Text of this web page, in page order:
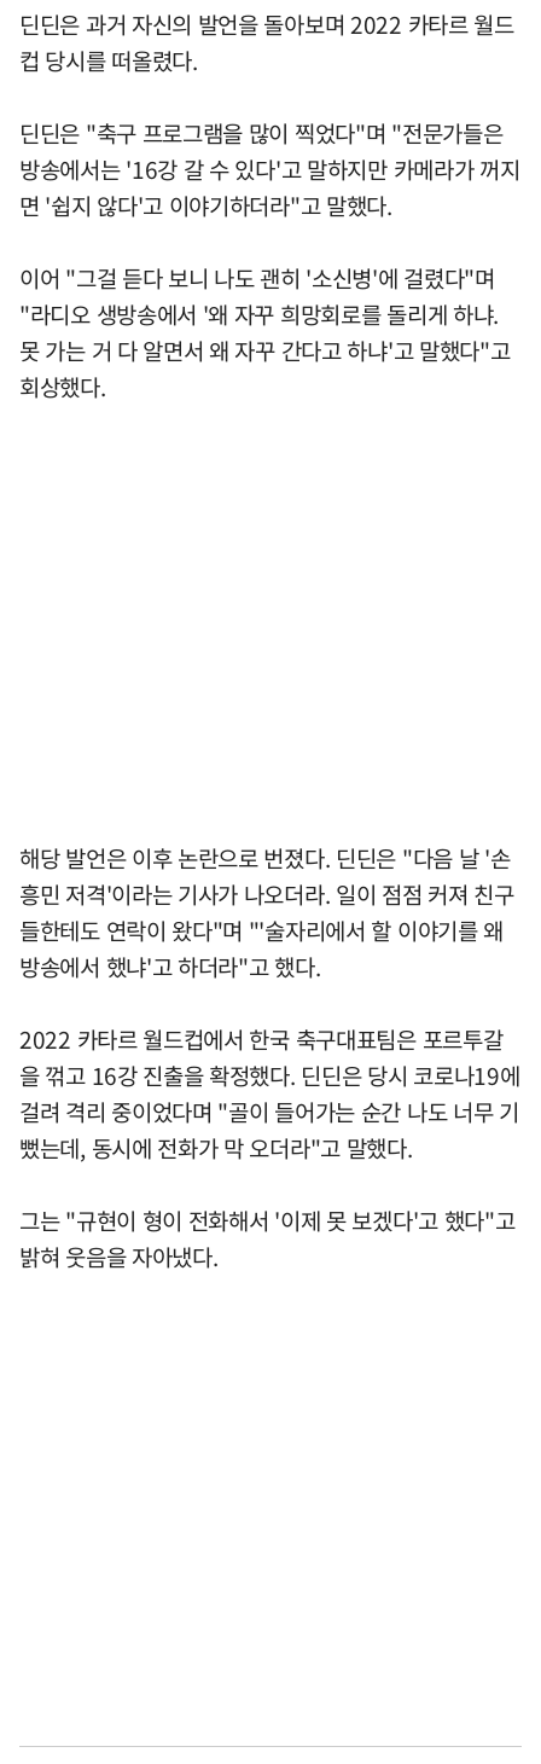
딘딘은 과거 자신의 발언을 돌아보며 2022 카타르 월드
컵 당시를 떠올렸다.
딘딘은 "축구 프로그램을 많이 찍었다"며 "전문가들은
방송에서는 '16강 갈 수 있다'고 말하지만 카메라가 꺼지
면 '쉽지 않다'고 이야기하더라"고 말했다.
이어 "그걸 듣다 보니 나도 괜히 '소신병'에 걸렸다"며
"라디오 생방송에서 '왜 자꾸 희망회로를 돌리게 하냐.
못 가는 거 다 알면서 왜 자꾸 간다고 하냐'고 말했다"고
회상했다.
해당 발언은 이후 논란으로 번졌다. 딘딘은 "다음 날 '손
흥민 저격'이라는 기사가 나오더라. 일이 점점 커져 친구
들한테도 연락이 왔다"며 "'술자리에서 할 이야기를 왜
방송에서 했냐'고 하더라"고 했다.
2022 카타르 월드컵에서 한국 축구대표팀은 포르투갈
을 꺾고 16강 진출을 확정했다. 딘딘은 당시 코로나19에
걸려 격리 중이었다며 "골이 들어가는 순간 나도 너무 기
뻤는데, 동시에 전화가 막 오더라"고 말했다.
그는 "규현이 형이 전화해서 '이제 못 보겠다'고 했다"고
밝혀 웃음을 자아냈다.